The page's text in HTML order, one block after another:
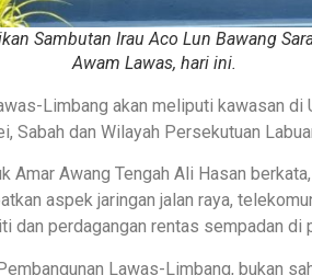
Sambutan Irau Aco Lun Bawang
Awam Lawas, hari ini.
Limbang akan meliputi kawasan di
Sabah dan Wilayah Persekutuan
Amar Awang Tengah Ali Hasan
aspek jaringan jalan raya,
dan perdagangan rentas sempadan di
Lawas-Limbang, bukan